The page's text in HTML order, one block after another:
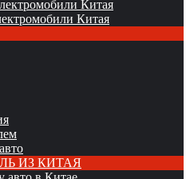
Китая
Китая
ИЗ КИТАЯ